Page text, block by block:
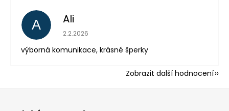
A Ali
Hodnocení obchodu je 5 z 5 hvězdiček.
2.2.2026
výborná komunikace, krásné šperky
Zobrazit další hodnocení
Z